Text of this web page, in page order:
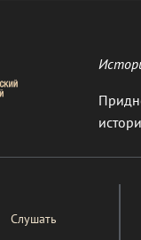
Слушать